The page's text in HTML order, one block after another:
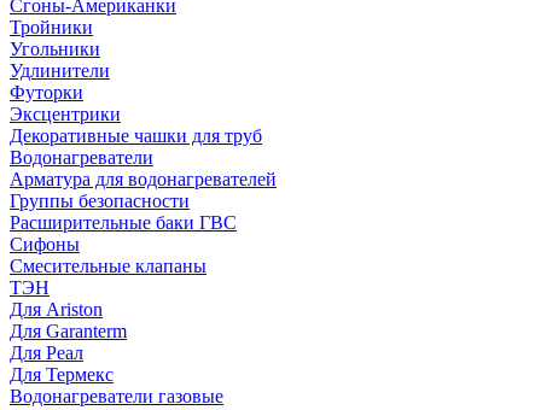
Сгоны-Американки
Тройники
Угольники
Удлинители
Футорки
Эксцентрики
Декоративные чашки для труб
Водонагреватели
Арматура для водонагревателей
Группы безопасности
Расширительные баки ГВС
Сифоны
Смесительные клапаны
ТЭН
Для Ariston
Для Garanterm
Для Реал
Для Термекс
Водонагреватели газовые